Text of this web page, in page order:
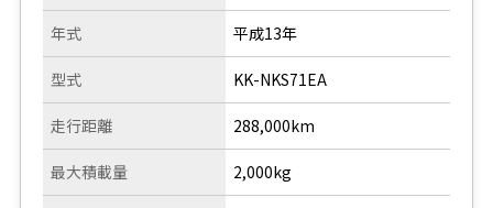
年式
型式
走行距離
平成13年
KK-NKS71EA
288,000km
最大積載量 2,000kg